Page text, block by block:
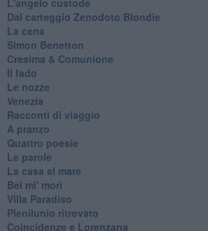
Dal carteggio Zenodoto Blondie
La cena
Simon Benetton
Cresima & Comunione
Il fado
Le nozze
Venezia
Racconti di viaggio
A pranzo
Quattro poesie
Le parole
La casa al mare
Bel mi' morì
Villa Paradiso
Plenilunio ritrovato
Coincidenze e Lorenzana